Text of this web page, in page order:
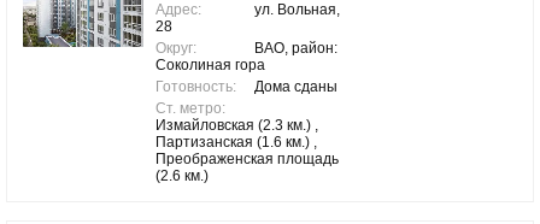
Адрес:
ул. Вольная,
28
Округ:
ВАО, район:
Соколиная гора
Готовность:
Дома сданы
Ст. метро:
Измайловская (2.3 км.) ,
Партизанская (1.6 км.) ,
Преображенская площадь
(2.6 км.)